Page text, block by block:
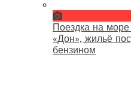
Поездка на
«Дон», жильё
бензином